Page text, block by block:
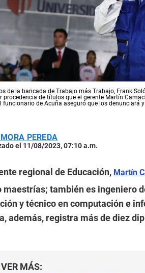
de la bancada de Trabajo más Trabajo, Frank
procedencia de títulos que el gerente Martín
funcionario de Acuña aseguró que los denunciará
PEREDA
el 11/08/2023, 07:10 a.m.
regional de Educación, Martín
maestrías; también es ingeniero
y técnico en computación e
además, registra más de diez
VER MÁS: